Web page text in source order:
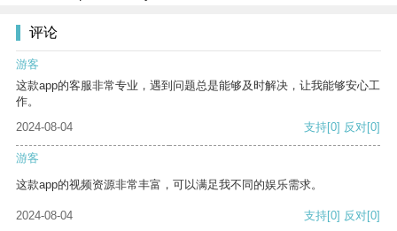
评论
游客
这款app的客服非常专业，遇到问题总是能够及时解决，让我能够安心工
作。
2024-08-04
支持[0] 反对[0]
游客
这款app的视频资源非常丰富，可以满足我不同的娱乐需求。
2024-08-04 支持[0] 反对[0]